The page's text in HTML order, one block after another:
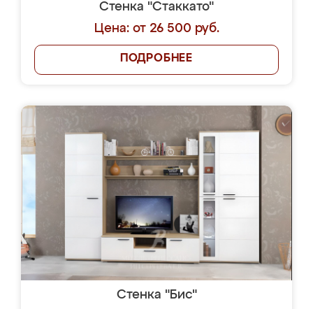
Стенка "Стаккато"
Цена: от 26 500 руб.
ПОДРОБНЕЕ
Стенка "Бис"